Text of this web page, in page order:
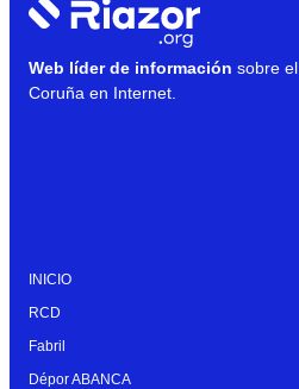
Web líder de información sobre
Coruña en Internet.
INICIO
RCD
Fabril
Dépor ABANCA